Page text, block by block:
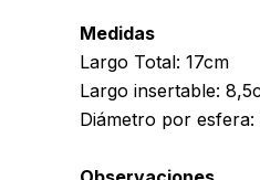
Medidas
Largo Total: 17cm
Largo insertable:
Diámetro por esfera: